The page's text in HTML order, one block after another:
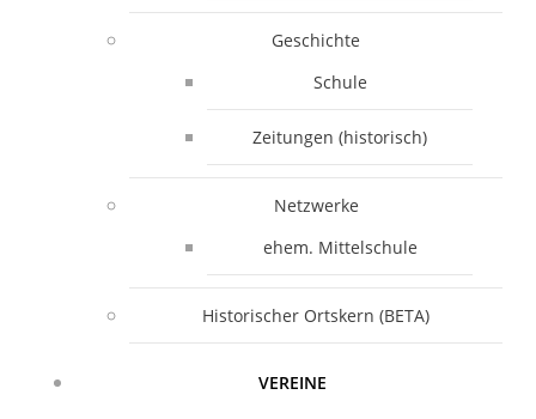
Geschichte
Schule
Zeitungen (historisch)
Netzwerke
ehem. Mittelschule
Historischer Ortskern (BETA)
VEREINE